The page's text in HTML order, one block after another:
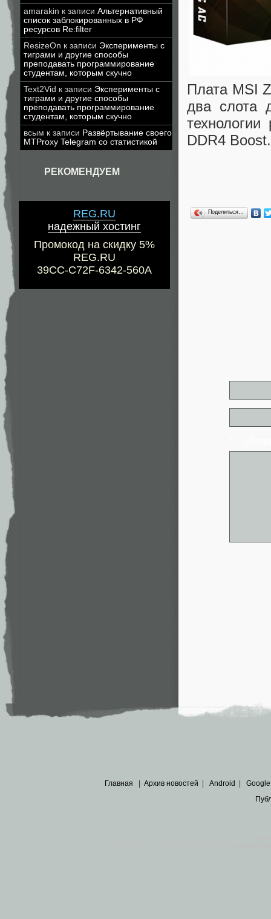
amarakin к записи Альтернативный
список заблокированных в РФ
ресурсов Re:filter
ResizeOn к записи Эксперименты с
тиграми и другие способы
преподавать программирование
студентам, которым скучно
Text2Vid к записи Эксперименты с
тиграми и другие способы
преподавать программирование
студентам, которым скучно
всым к записи Развёртывание своего
MTProxy Telegram со статистикой
РЕКОМЕНДУЕМ
REG.RU
надежный хостинг
Промокод на скидку 5%
REG.RU
39CC-C72F-6342-560A
Плата MSI
два слота
DDR4 Boost.
Поделиться…
Главная Архив новостей Android Google